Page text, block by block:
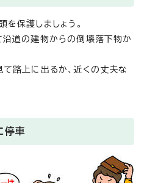
保護しましょう。
道の建物からの倒壊落下物か
路上に出るか、近くの丈夫な
停車